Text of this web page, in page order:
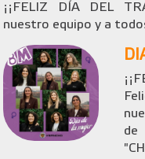
¡¡FELIZ DÍA DEL
nuestro equipo y a
de